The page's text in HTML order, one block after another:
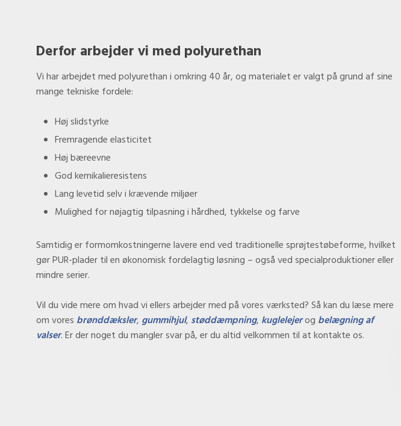
Derfor arbejder vi med polyurethan
​Vi har arbejdet med polyurethan i omkring 40 år, og materialet er valgt på grund af sine
mange tekniske fordele:
Høj slidstyrke
Fremragende elasticitet
​Høj bæreevne
God kemikalieresistens
Lang levetid selv i krævende miljøer
Mulighed for nøjagtig tilpasning i hårdhed, tykkelse og farve
Samtidig er formomkostningerne lavere end ved traditionelle sprøjtestøbeforme, hvilket
gør PUR-plader til en økonomisk fordelagtig løsning – også ved specialproduktioner eller
mindre serier.
Vil du vide mere om hvad vi ellers arbejder med på vores værksted? Så kan du læse mere
om vores brønddæksler, gummihjul, støddæmpning, kuglelejerog belægning af
valser. Er der noget du mangler svar på, er du altid velkommen til at kontakte os.